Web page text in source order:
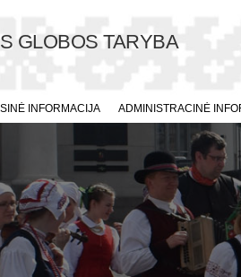
GLOBOS TARYBA
INFORMACIJA ADMINISTRACINĖ